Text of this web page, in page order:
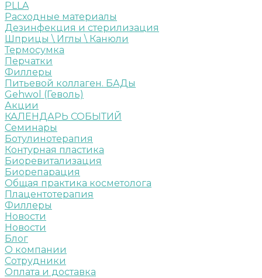
PLLA
Расходные материалы
Дезинфекция и стерилизация
Шприцы \ Иглы \ Канюли
Термосумка
Перчатки
Филлеры
Питьевой коллаген. БАДы
Gehwol (Геволь)
Акции
КАЛЕНДАРЬ СОБЫТИЙ
Семинары
Ботулинотерапия
Контурная пластика
Биоревитализация
Биорепарация
Общая практика косметолога
Плацентотерапия
Филлеры
Новости
Новости
Блог
О компании
Сотрудники
Оплата и доставка